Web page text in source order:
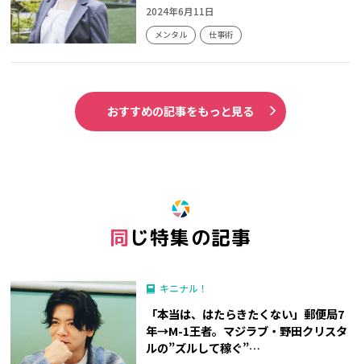
2024年6月11日
メンタル 仕事術
おすすめの記事をもっと見る
同じ特集の記事
キニナル！
「本当は、はたらきたくない」郵便局7
年→M-1王者。マジラブ・野田クリスタ
ルの”ズルして稼ぐ”…